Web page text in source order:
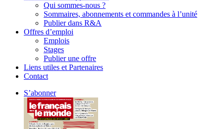
Qui sommes-nous ?
Sommaires, abonnements et commandes à l’unité
Publier dans R&A
Offres d’emploi
Emplois
Stages
Publier une offre
Liens utiles et Partenaires
Contact
S’abonner